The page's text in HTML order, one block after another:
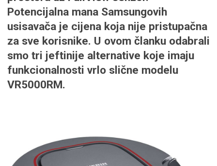
Potencijalna mana Samsungovih
usisavača je cijena koja nije pristupačna
za sve korisnike. U ovom članku odabrali
smo tri jeftinije alternative koje imaju
funkcionalnosti vrlo slične modelu
VR5000RM.